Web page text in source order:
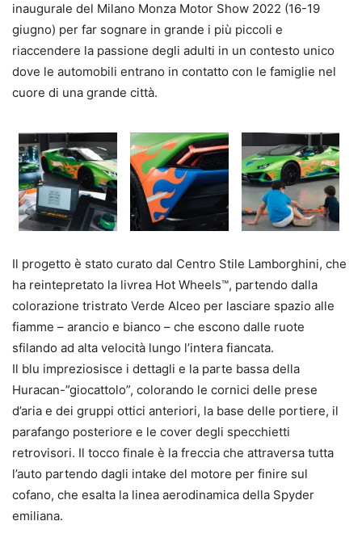
inaugurale del Milano Monza Motor Show 2022 (16-19
giugno) per far sognare in grande i più piccoli e
riaccendere la passione degli adulti in un contesto unico
dove le automobili entrano in contatto con le famiglie nel
cuore di una grande città.
Il progetto è stato curato dal Centro Stile Lamborghini, che
ha reintepretato la livrea Hot Wheels™, partendo dalla
colorazione tristrato Verde Alceo per lasciare spazio alle
fiamme – arancio e bianco – che escono dalle ruote
sfilando ad alta velocità lungo l’intera fiancata.
Il blu impreziosisce i dettagli e la parte bassa della
Huracan-”giocattolo”, colorando le cornici delle prese
d’aria e dei gruppi ottici anteriori, la base delle portiere, il
parafango posteriore e le cover degli specchietti
retrovisori. Il tocco finale è la freccia che attraversa tutta
l’auto partendo dagli intake del motore per finire sul
cofano, che esalta la linea aerodinamica della Spyder
emiliana.